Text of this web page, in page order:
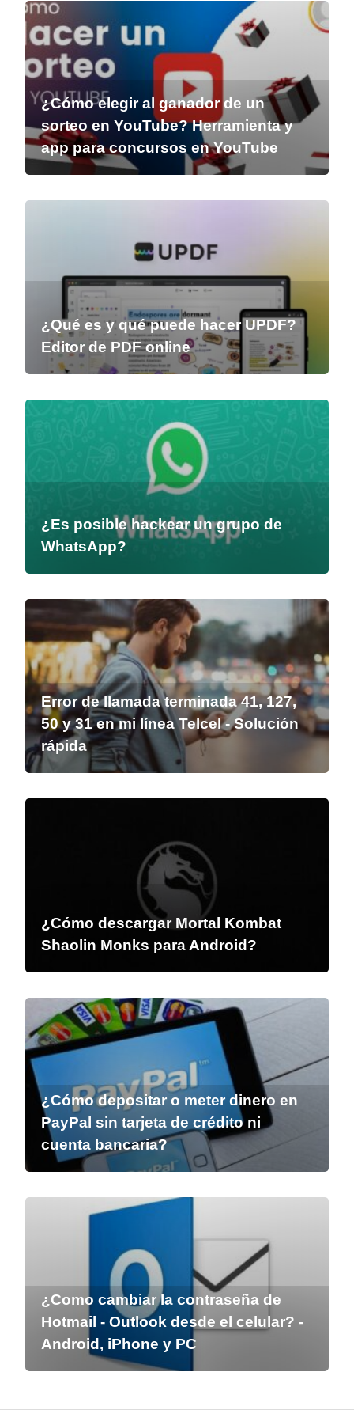
¿Cómo elegir al ganador de un
sorteo en YouTube? Herramienta y
app para concursos en YouTube
¿Qué es y qué puede hacer UPDF?
Editor de PDF online
¿Es posible hackear un grupo de
WhatsApp?
Error de llamada terminada 41, 127,
50 y 31 en mi línea Telcel - Solución
rápida
¿Cómo descargar Mortal Kombat
Shaolin Monks para Android?
¿Cómo depositar o meter dinero en
PayPal sin tarjeta de crédito ni
cuenta bancaria?
¿Como cambiar la contraseña de
Hotmail - Outlook desde el celular? -
Android, iPhone y PC